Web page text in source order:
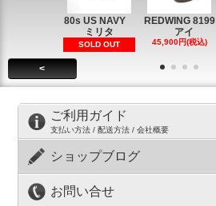
80s US NAVY
ミリタ
SOLD OUT
REDWING 8199
アイ
45,900円(税込)
<
ご利用ガイド
支払い方法 / 配送方法 / 会社概要
ショップブログ
お問い合せ